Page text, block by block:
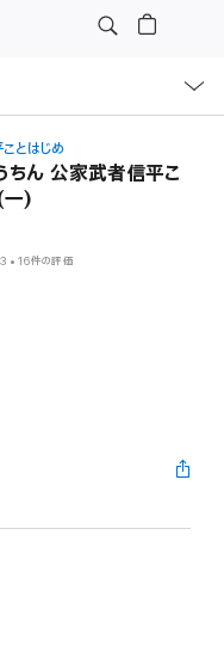
とはじめ
ちん 公家武者信平こ
一)
•16件の評価